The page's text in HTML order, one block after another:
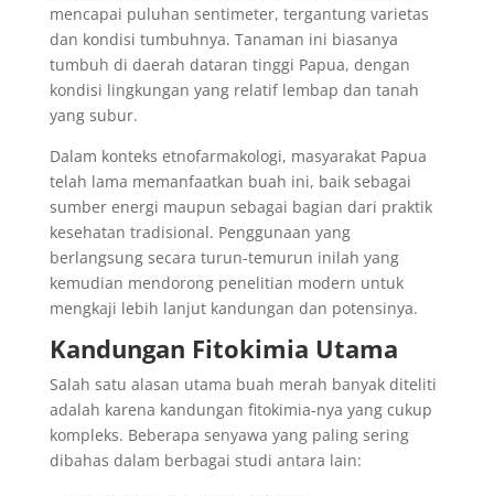
mencapai puluhan sentimeter, tergantung varietas
dan kondisi tumbuhnya. Tanaman ini biasanya
tumbuh di daerah dataran tinggi Papua, dengan
kondisi lingkungan yang relatif lembap dan tanah
yang subur.
Dalam konteks etnofarmakologi, masyarakat Papua
telah lama memanfaatkan buah ini, baik sebagai
sumber energi maupun sebagai bagian dari praktik
kesehatan tradisional. Penggunaan yang
berlangsung secara turun-temurun inilah yang
kemudian mendorong penelitian modern untuk
mengkaji lebih lanjut kandungan dan potensinya.
Kandungan Fitokimia Utama
Salah satu alasan utama buah merah banyak diteliti
adalah karena kandungan fitokimia-nya yang cukup
kompleks. Beberapa senyawa yang paling sering
dibahas dalam berbagai studi antara lain: